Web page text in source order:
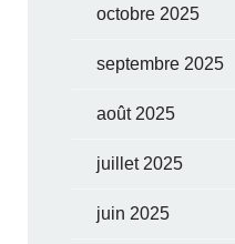
octobre 2025
septembre 2025
août 2025
juillet 2025
juin 2025